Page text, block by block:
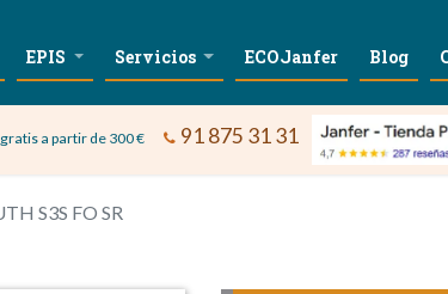
EPIS Servicios ECOJanfer Blog
a partir de 300 € 91 875 31 31
S3S FO SR